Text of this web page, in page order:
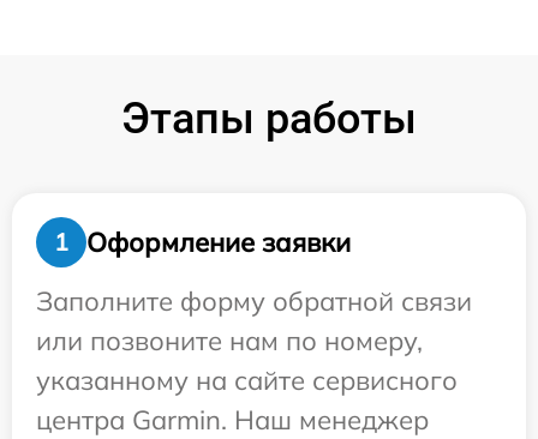
Этапы работы
1
Оформление заявки
Заполните форму обратной связи
или позвоните нам по номеру,
указанному на сайте сервисного
центра Garmin. Наш менеджер